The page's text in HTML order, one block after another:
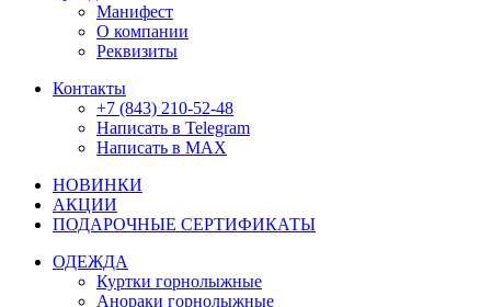
Манифест
О компании
Реквизиты
Контакты
+7 (843) 210-52-48
Написать в Telegram
Написать в MAX
НОВИНКИ
АКЦИИ
ПОДАРОЧНЫЕ СЕРТИФИКАТЫ
ОДЕЖДА
Куртки горнолыжные
Анораки горнолыжные